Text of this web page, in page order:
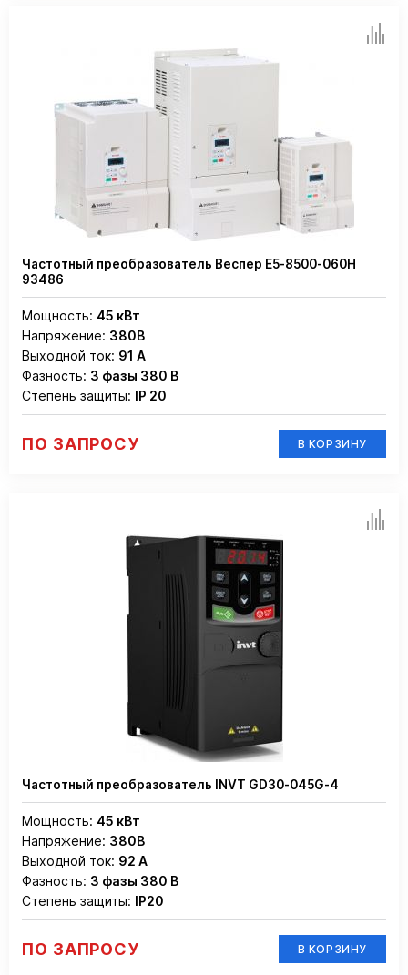
Частотный преобразователь Веспер E5-8500-060H
93486
Мощность: 45 кВт
Напряжение: 380В
Выходной ток: 91 А
Фазность: 3 фазы 380 В
Степень защиты: IP 20
ПО ЗАПРОСУ В КОРЗИНУ
Частотный преобразователь INVT GD30-045G-4
Мощность: 45 кВт
Напряжение: 380В
Выходной ток: 92 А
Фазность: 3 фазы 380 В
Степень защиты: IP20
ПО ЗАПРОСУ В КОРЗИНУ